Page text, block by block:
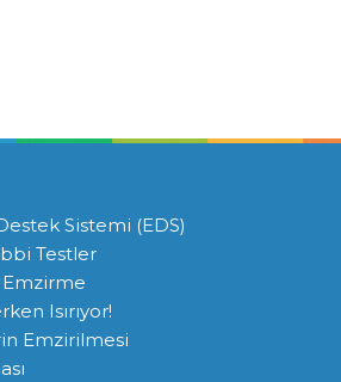
Sistemi (EDS)
Testler
Isırıyor!
Emzirilmesi